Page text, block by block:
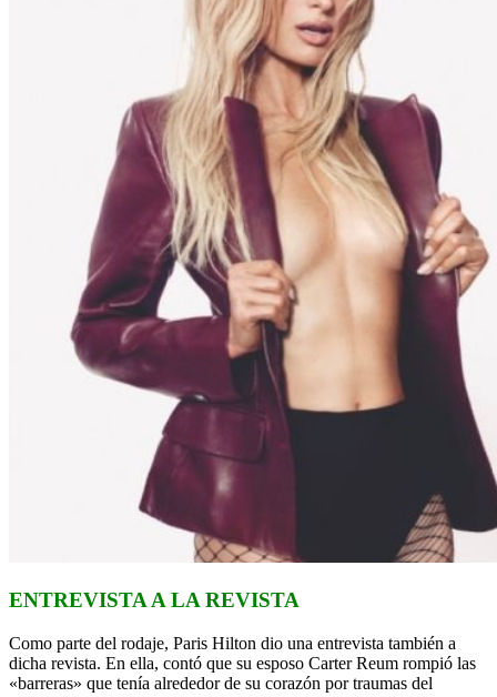
ENTREVISTA A LA REVISTA
Como parte del rodaje, Paris Hilton dio una entrevista también a
dicha revista. En ella, contó que su esposo Carter Reum rompió las
«barreras» que tenía alrededor de su corazón por traumas del